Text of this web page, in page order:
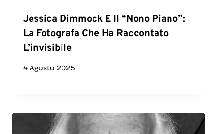
Jessica Dimmock E Il “Nono Piano”:
La Fotografa Che Ha Raccontato
L’invisibile
4 Agosto 2025